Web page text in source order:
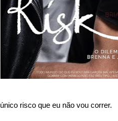
único risco que eu não vou correr.